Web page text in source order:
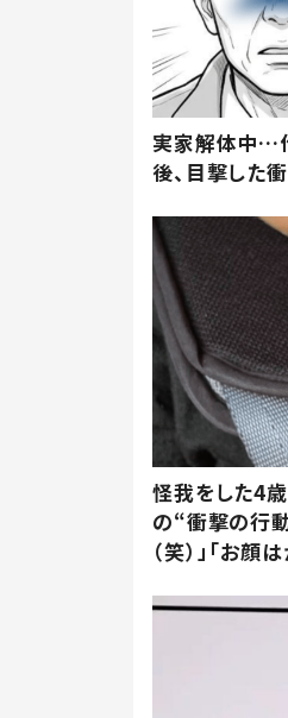
実家解体中…
後、目撃した
怪我をした4
の“衝撃の行
（笑）」「お顔